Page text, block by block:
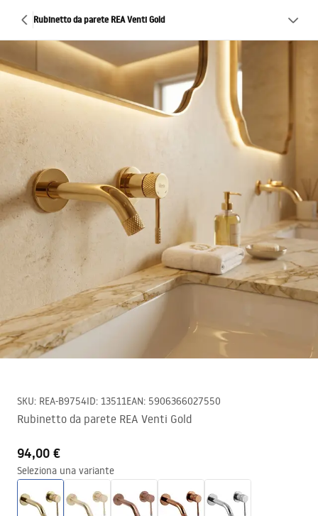
Rubinetto da parete REA Venti Gold
SKU: REA-B9754ID: 13511EAN: 5906366027550
Rubinetto da parete REA Venti Gold
94,00 €
Seleziona una variante